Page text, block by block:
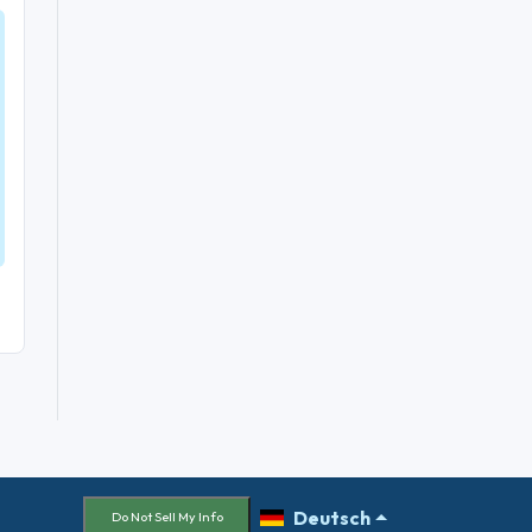
Do Not Sell My Info Deutsch